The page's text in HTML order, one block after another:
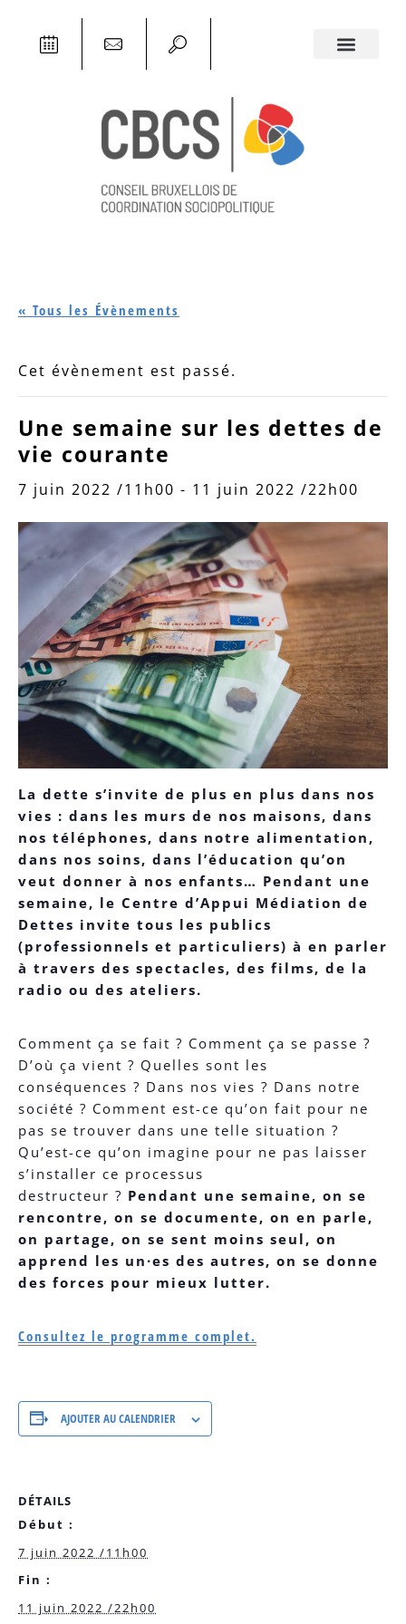
« Tous les Évènements
Cet évènement est passé.
Une semaine sur les dettes de
vie courante
7 juin 2022 /11h00 - 11 juin 2022 /22h00
La dette s’invite de plus en plus dans nos
vies : dans les murs de nos maisons, dans
nos téléphones, dans notre alimentation,
dans nos soins, dans l’éducation qu’on
veut donner à nos enfants… Pendant une
semaine, le Centre d’Appui Médiation de
Dettes invite tous les publics
(professionnels et particuliers) à en parler
à travers des spectacles, des films, de la
radio ou des ateliers.
Comment ça se fait ? Comment ça se passe ?
D’où ça vient ? Quelles sont les
conséquences ? Dans nos vies ? Dans notre
société ? Comment est-ce qu’on fait pour ne
pas se trouver dans une telle situation ?
Qu’est-ce qu’on imagine pour ne pas laisser
s’installer ce processus
destructeur ? Pendant une semaine, on se
rencontre, on se documente, on en parle,
on partage, on se sent moins seul, on
apprend les un·es des autres, on se donne
des forces pour mieux lutter.
Consultez le programme complet.
AJOUTER AU CALENDRIER
DÉTAILS
Début :
7 juin 2022 /11h00
Fin :
11 juin 2022 /22h00